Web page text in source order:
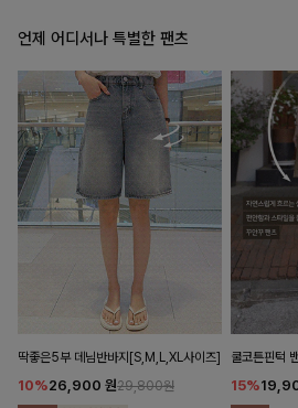
언제 어디서나 특별한 팬츠
딱좋은5부 데님반바지[S,M,L,XL사이즈]
10%26,900 원29,800원
쿨코튼핀턱
15%